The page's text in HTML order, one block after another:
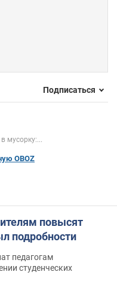
Подписаться
мусорку:...
OBOZ
повысят
подробности
педагогам
студенческих